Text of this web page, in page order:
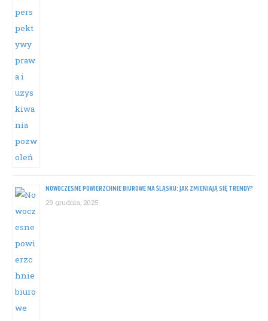
NOWOCZESNE POWIERZCHNIE BIUROWE NA ŚLĄSKU: JAK ZMIENIAJĄ SIĘ TRENDY?
29 grudnia, 2025